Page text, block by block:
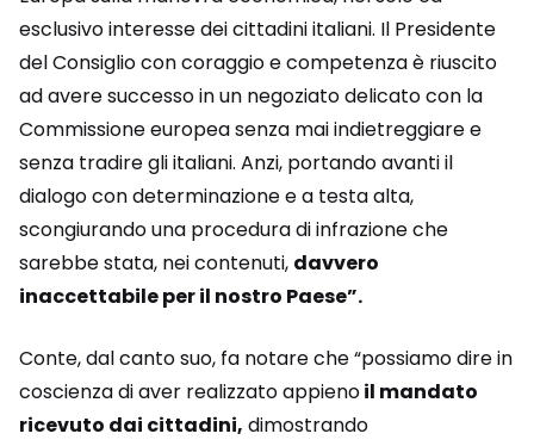
esclusivo interesse dei cittadini italiani. Il Presidente
del Consiglio con coraggio e competenza è riuscito
ad avere successo in un negoziato delicato con la
Commissione europea senza mai indietreggiare e
senza tradire gli italiani. Anzi, portando avanti il
dialogo con determinazione e a testa alta,
scongiurando una procedura di infrazione che
sarebbe stata, nei contenuti, davvero
inaccettabile per il nostro Paese”.
Conte, dal canto suo, fa notare che “possiamo dire in
coscienza di aver realizzato appienoil mandato
ricevuto dai cittadini, dimostrando